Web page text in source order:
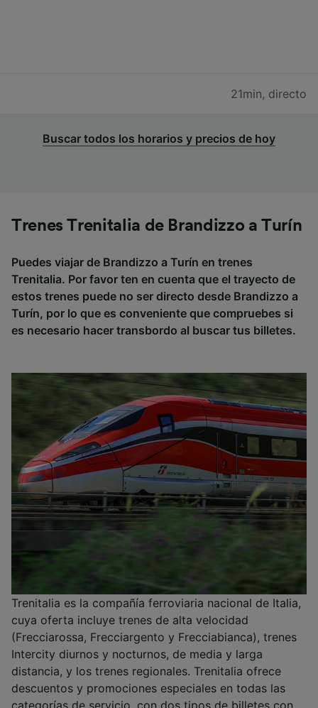
21min, directo
Buscar todos los horarios y precios de hoy
Trenes Trenitalia de Brandizzo a Turín
Puedes viajar de Brandizzo a Turín en trenes
Trenitalia. Por favor ten en cuenta que el trayecto de
estos trenes puede no ser directo desde Brandizzo a
Turín, por lo que es conveniente que compruebes si
es necesario hacer transbordo al buscar tus billetes.
Trenitalia es la compañía ferroviaria nacional de Italia,
cuya oferta incluye trenes de alta velocidad
(Frecciarossa, Frecciargento y Frecciabianca), trenes
Intercity diurnos y nocturnos, de media y larga
distancia, y los trenes regionales. Trenitalia ofrece
descuentos y promociones especiales en todas las